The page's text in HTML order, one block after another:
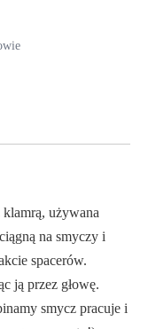
używana
na smyczy i
spacerów.
ją przez głowę.
smycz pracuje i